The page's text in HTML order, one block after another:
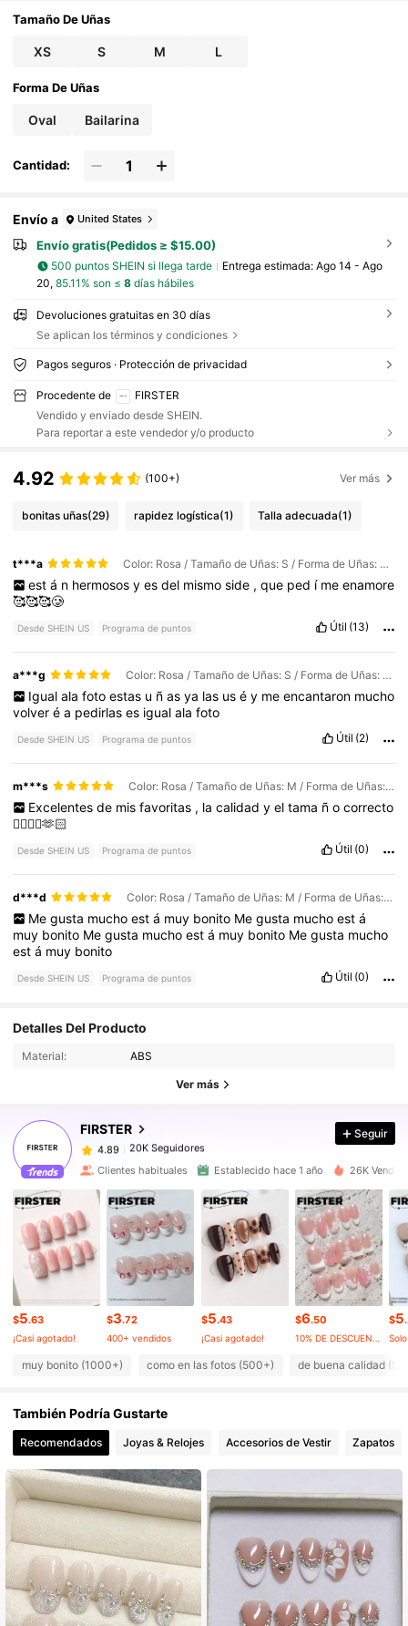
do y creativo, arte de uñas dulce y genial de di
ama, uñas de estilo Y2K para el Día de San Val
entín, uñas postizas minimalistas
Tamaño De Uñas
XS S M L
Forma De Uñas
Oval Bailarina
Cantidad:
Envío a United States
Envío gratis(Pedidos ≥ $15.00)
500 puntos SHEIN si llega tarde Entrega estimada: Ago 14 - Ago
20, 85.11% son ≤ 8días hábiles
Devoluciones gratuitas en 30 días
Se aplican los términos y condiciones
Pagos seguros · Protección de privacidad
Procedente de
FIRSTER
Vendido y enviado desde SHEIN.
Para reportar a este vendedor y/o producto
4.92 (100+) Ver más
bonitas uñas(29) rapidez logística(1) Talla adecuada(1)
t***a Color: Rosa / Tamaño de Uñas: S / Forma de Uñas: Oval
est á n hermosos y es del mismo side , que ped í me enamore
🥰🥰🥰🥲
Desde SHEIN US Programa de puntos Útil (13)
a***g Color: Rosa / Tamaño de Uñas: S / Forma de Uñas: Oval
Igual ala foto estas u ñ as ya las us é y me encantaron mucho
volveréa pedirlases igualalafoto
Desde SHEIN US Programa de puntos Útil (2)
m***s Color: Rosa / Tamaño de Uñas: M / Forma de Uñas: Oval
Excelentes de mis favoritas , la calidad y el tama ñ o correcto
👍🏼👌🏼🫶🏻
Desde SHEIN US Programa de puntos Útil (0)
d***d Color: Rosa / Tamaño de Uñas: M / Forma de Uñas: Bailarina
Me gusta mucho est á muy bonito Me gusta mucho est á
muy bonito Megusta muchoestá muy bonito Megusta mucho
está muy bonito
Desde SHEIN US Programa de puntos Útil (0)
Detalles Del Producto
Material: ABS
Ver más
FIRSTER
4.89 20K Seguidores
20K Seguidores
4.89
20K Seguidores
d***4 pagóHace 11 horas
4.89 20K Seguidores
4.89 20K Seguidores
4.89 20K Seguidores
4.89 20K Seguidores
4.89 20K Seguidores
4.89 20K Seguidores
20K Seguidores
4.89 20K Seguidores
Seguir
Clientes habituales Establecido hace 1 año 26K
$5.63
¡Casi agotado!
$3.72
400+ vendidos
$5.43
¡Casi agotado!
$6.50
10% DE DESCUENTO
$5
muy bonito (1000+) como en las fotos (500+) de buena calidad
También Podría Gustarte
Recomendados Joyas & Relojes Accesorios de Vestir Zapatos